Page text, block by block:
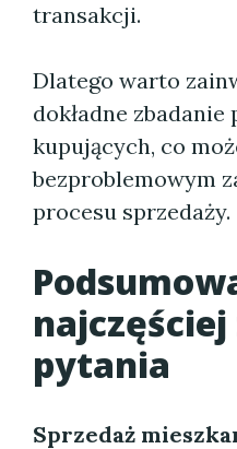
transakcji.
Dlatego warto
dokładne
kupujących, co
bezproblemowym
procesu sprzedaży.
pytania
Sprzedaż